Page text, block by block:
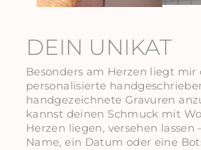
DEIN UNIKAT
Besonders am Herzen liegt
personalisierte
handgezeichnete Gravuren
kannst deinen Schmuck mit
Herzen liegen, versehen lassen
Name, ein Datum oder eine